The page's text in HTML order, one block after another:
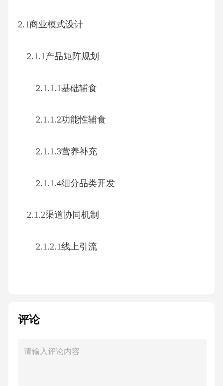
2.1商业模式设计
2.1.1产品矩阵规划
2.1.1.1基础辅食
2.1.1.2功能性辅食
2.1.1.3营养补充
2.1.1.4细分品类开发
2.1.2渠道协同机制
2.1.2.1线上引流
评论